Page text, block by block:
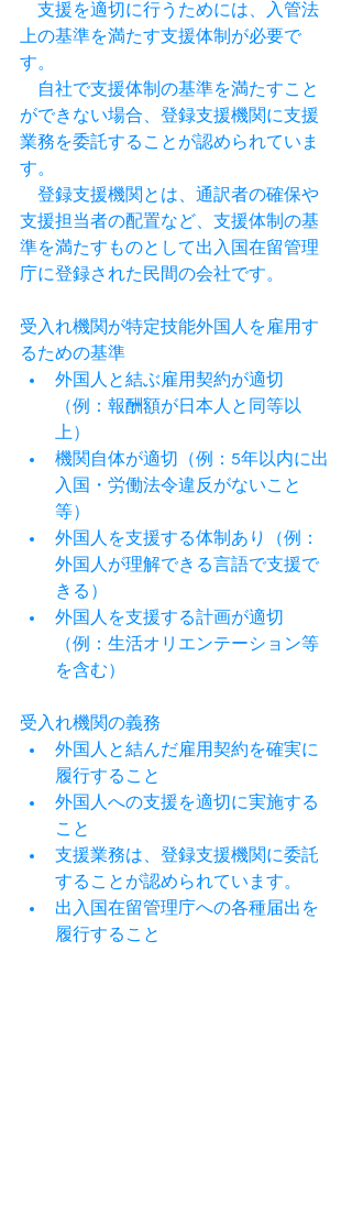
支援を適切に行うためには、入管法
上の基準を満たす支援体制が必要で
す。
自社で支援体制の基準を満たすこと
ができない場合、登録支援機関に支援
業務を委託することが認められていま
す。
登録支援機関とは、通訳者の確保や
支援担当者の配置など、支援体制の基
準を満たすものとして出入国在留管理
庁に登録された民間の会社です。
受入れ機関が特定技能外国人を雇用す
るための基準
﻿外国人と結ぶ雇用契約が適切
（例：報酬額が日本人と同等以
上）
﻿機関自体が適切（例：5年以内に出
入国・労働法令違反がないこと
等）
﻿外国人を支援する体制あり（例：
外国人が理解できる言語で支援で
きる）
﻿外国人を支援する計画が適切
（例：生活オリエンテーション等
を含む）
受入れ機関の義務
﻿外国人と結んだ雇用契約を確実に
履行すること
﻿外国人への支援を適切に実施する
こと
﻿支援業務は、登録支援機関に委託
することが認められています。
﻿﻿出入国在留管理庁への各種届出を
履行すること